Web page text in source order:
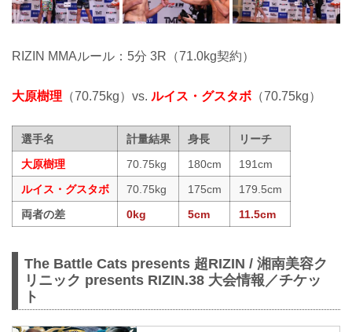
RIZIN MMAルール：5分 3R（71.0kg契約）
大原樹理 （70.75kg）vs. ルイス・グスタボ （70.75kg）
選手名 計量結果 身長
リーチ
大原樹理
70.75kg 180cm
191cm
ルイス・グスタボ
70.75kg 175cm
179.5cm
両者の差
0kg 5cm 11.5cm
The Battle Cats presents 超RIZIN / 湘南美容ク
リニック presents RIZIN.38 大会情報／チケッ
ト